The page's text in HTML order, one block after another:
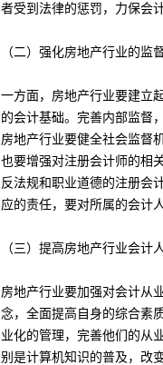
者受到法律的惩罚，力保会
（二）强化房地产行业的监
一方面，房地产行业要建立
的会计基础。完善内部监督
房地产行业要健全社会监督
也要增强对注册会计师的相
反法规和职业道德的注册会
应的责任，要对所属的会计
（三）提高房地产行业会计
房地产行业要加强对会计从
念，全面提高自身的综合素
业化的管理，完善他们的从
别是计算机知识的普及，改